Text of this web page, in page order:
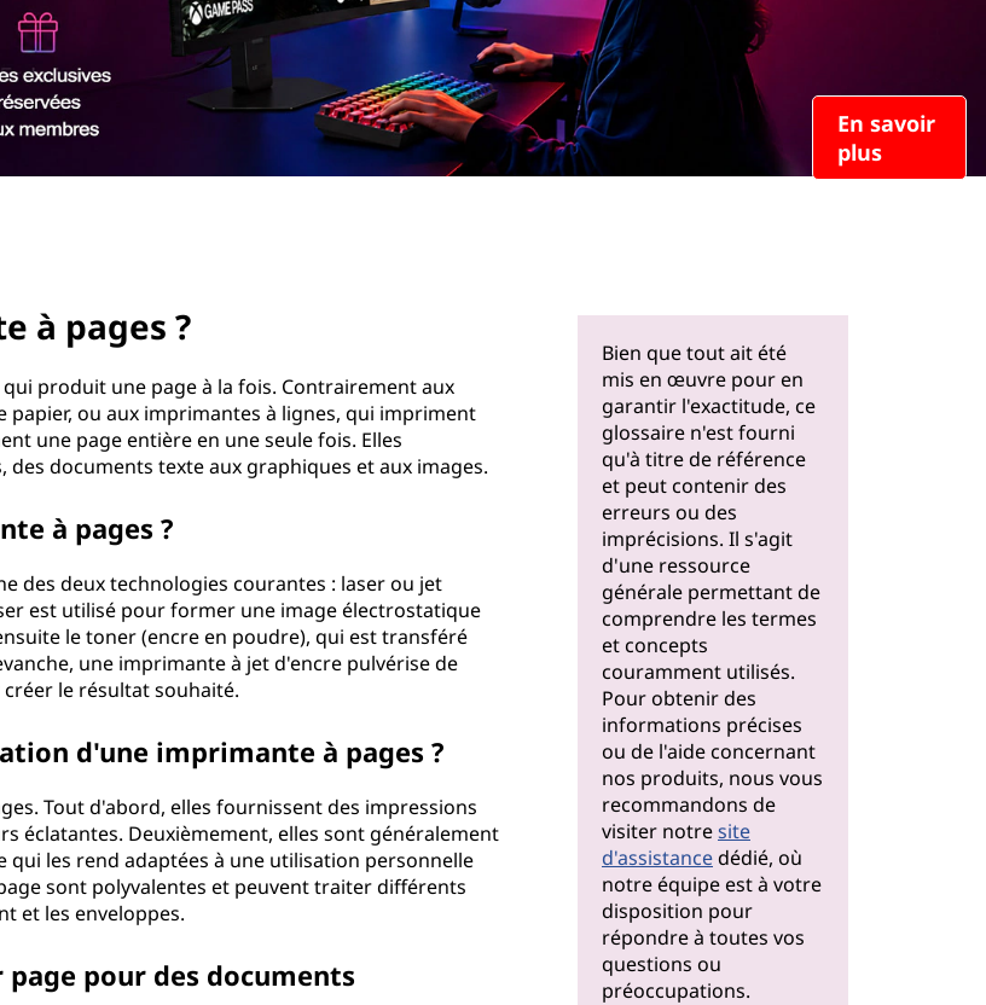
En savoir
plus
à pages ?
produit une page à la fois. Contrairement aux
ou aux imprimantes à lignes, qui impriment
une page entière en une seule fois. Elles
documents texte aux graphiques et aux images.
à pages ?
des deux technologies courantes : laser ou jet
est utilisé pour former une image électrostatique
le toner (encre en poudre), qui est transféré
une imprimante à jet d'encre pulvérise de
le résultat souhaité.
d'une imprimante à pages ?
Tout d'abord, elles fournissent des impressions
éclatantes. Deuxièmement, elles sont généralement
les rend adaptées à une utilisation personnelle
sont polyvalentes et peuvent traiter différents
et les enveloppes.
pour des documents
Bien que tout ait été
mis en œuvre pour en
garantir l'exactitude, ce
glossaire n'est fourni
qu'à titre de référence
et peut contenir des
erreurs ou des
imprécisions. Il s'agit
d'une ressource
générale permettant de
comprendre les termes
et concepts
couramment utilisés.
Pour obtenir des
informations précises
ou de l'aide concernant
nos produits, nous vous
recommandons de
visiter notresite
d'assistancedédié, où
notre équipe est à votre
disposition pour
répondre à toutes vos
questions ou
préoccupations.